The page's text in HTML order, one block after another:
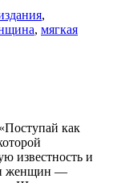
,
, мягкая
как
известность и
женщин —